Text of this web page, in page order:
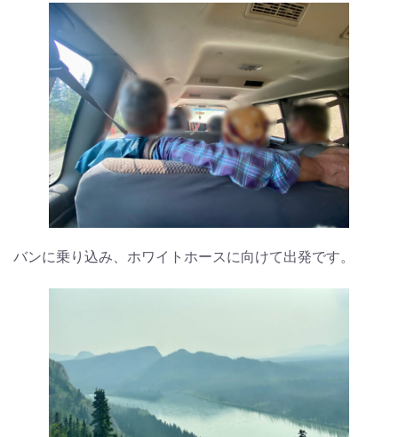
バンに乗り込み、ホワイトホースに向けて出発です。